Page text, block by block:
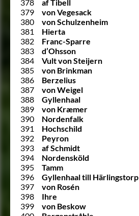
378
af Tibell
379
von Vegesack
380
von Schulzenheim
381
Hierta
382
Franc-Sparre
383
d’Ohsson
384
Vult von Steijern
385
von Brinkman
386
Berzelius
387
von Weigel
388
Gyllenhaal
389
von Kræmer
390
Nordenfalk
391
Hochschild
392
Peyron
393
af Schmidt
394
Nordensköld
395
Tamm
396
Gyllenhaal till Härlingstorp
397
von Rosén
398
Ihre
399
von Beskow